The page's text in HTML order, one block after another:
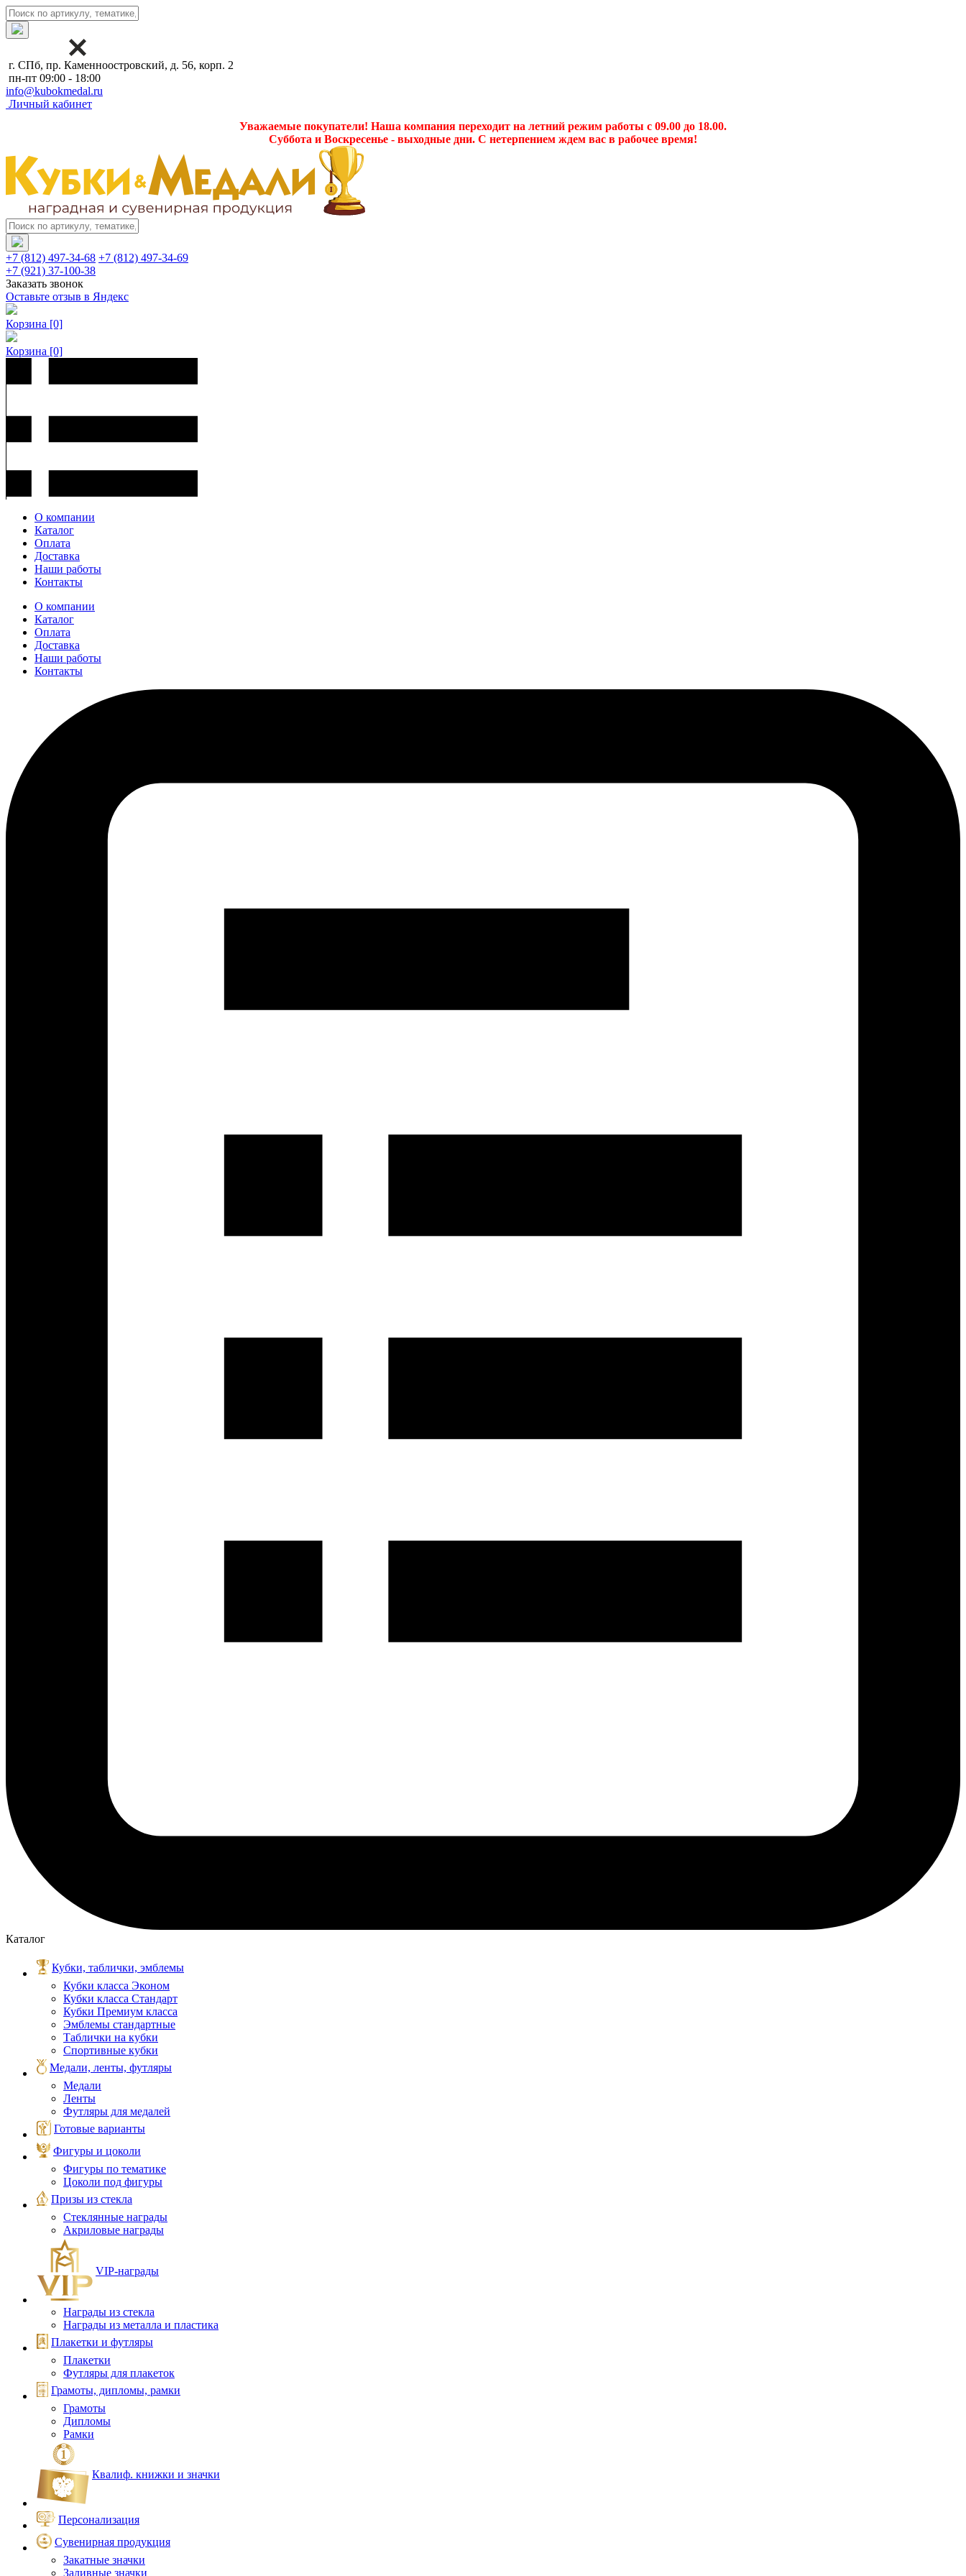
г. СПб, пр. Каменноостровский, д. 56, корп. 2
пн-пт 09:00 - 18:00
info@kubokmedal.ru
Личный кабинет
Уважаемые покупатели! Наша компания переходит на летний режим работы с 09.00 до 18.00.
Суббота и Воскресенье - выходные дни. С нетерпением ждем вас в рабочее время!
+7 (812) 497-34-68 +7 (812) 497-34-69
+7 (921) 37-100-38
Заказать звонок
Оставьте отзыв в Яндекс
Корзина [0]
Корзина [0]
О компании
Каталог
Оплата
Доставка
Наши работы
Контакты
О компании
Каталог
Оплата
Доставка
Наши работы
Контакты
Каталог
Кубки, таблички, эмблемы
Кубки класса Эконом
Кубки класса Стандарт
Кубки Премиум класса
Эмблемы стандартные
Таблички на кубки
Спортивные кубки
Медали, ленты, футляры
Медали
Ленты
Футляры для медалей
Готовые варианты
Фигуры и цоколи
Фигуры по тематике
Цоколи под фигуры
Призы из стекла
Стеклянные награды
Акриловые награды
VIP‑награды
Награды из стекла
Награды из металла и пластика
Плакетки и футляры
Плакетки
Футляры для плакеток
Грамоты, дипломы, рамки
Грамоты
Дипломы
Рамки
Квалиф. книжки и значки
Персонализация
Сувенирная продукция
Закатные значки
Заливные значки